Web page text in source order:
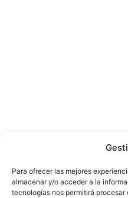
Para ofrecer las mejores
almacenar y/o acceder a la
tecnologías nos permitirá